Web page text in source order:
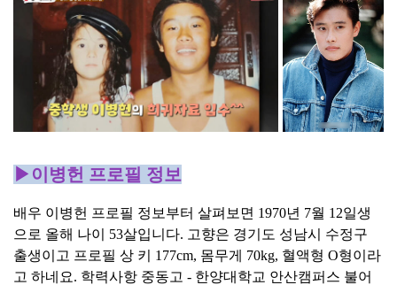
▶이병헌 프로필 정보
배우 이병헌 프로필 정보부터 살펴보면 1970년 7월 12일생
으로 올해 나이 53살입니다. 고향은 경기도 성남시 수정구
출생이고 프로필 상 키 177cm, 몸무게 70kg, 혈액형 O형이라
고 하네요. 학력사항 중동고 - 한양대학교 안산캠퍼스 불어